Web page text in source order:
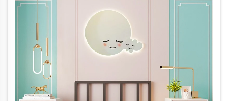
жабдып жатсаңыз, вертикалдык аралык...